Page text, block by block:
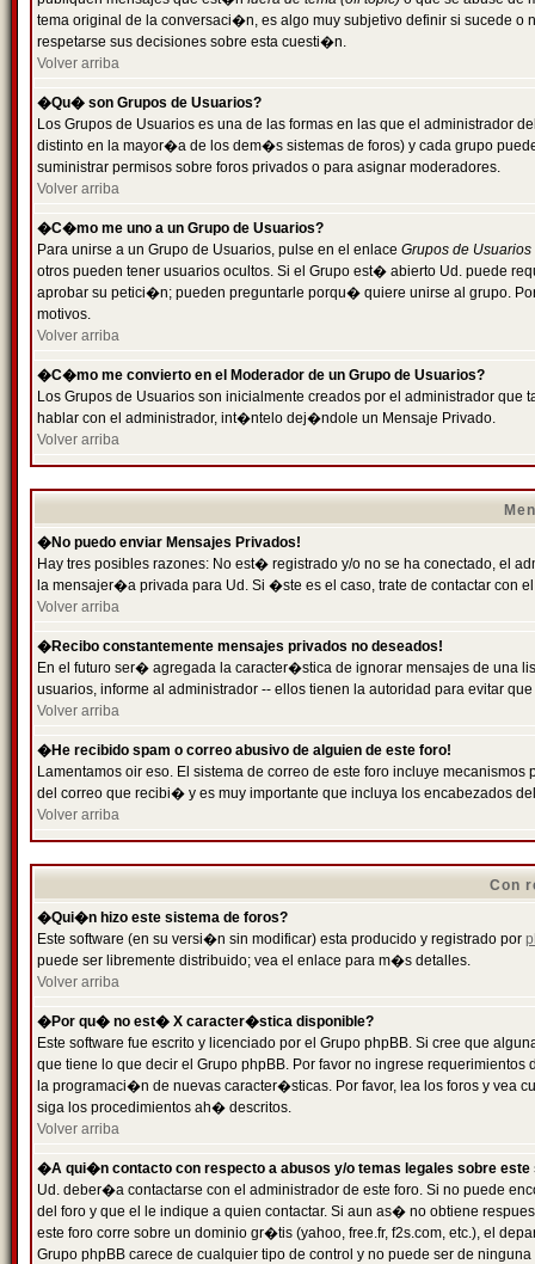
tema original de la conversaci�n, es algo muy subjetivo definir si sucede
respetarse sus decisiones sobre esta cuesti�n.
Volver arriba
�Qu� son Grupos de Usuarios?
Los Grupos de Usuarios es una de las formas en las que el administrador
distinto en la mayor�a de los dem�s sistemas de foros) y cada grupo
suministrar permisos sobre foros privados o para asignar moderadores.
Volver arriba
�C�mo me uno a un Grupo de Usuarios?
Para unirse a un Grupo de Usuarios, pulse en el enlace Grupos de Usuarios
otros pueden tener usuarios ocultos. Si el Grupo est� abierto Ud. puede
aprobar su petici�n; pueden preguntarle porqu� quiere unirse al grupo.
motivos.
Volver arriba
�C�mo me convierto en el Moderador de un Grupo de Usuarios?
Los Grupos de Usuarios son inicialmente creados por el administrador
hablar con el administrador, int�ntelo dej�ndole un Mensaje Privado.
Volver arriba
�No puedo enviar Mensajes Privados!
Hay tres posibles razones: No est� registrado y/o no se ha conectado, el
la mensajer�a privada para Ud. Si �ste es el caso, trate de contactar con
Volver arriba
�Recibo constantemente mensajes privados no deseados!
En el futuro ser� agregada la caracter�stica de ignorar mensajes de una
usuarios, informe al administrador -- ellos tienen la autoridad para evitar
Volver arriba
�He recibido spam o correo abusivo de alguien de este foro!
Lamentamos oir eso. El sistema de correo de este foro incluye
del correo que recibi� y es muy importante que incluya los encabezados
Volver arriba
Con
�Qui�n hizo este sistema de foros?
Este software (en su versi�n sin modificar) esta producido y registrado por
puede ser libremente distribuido; vea el enlace para m�s detalles.
Volver arriba
�Por qu� no est� X caracter�stica disponible?
Este software fue escrito y licenciado por el Grupo phpBB. Si cree que
que tiene lo que decir el Grupo phpBB. Por favor no ingrese
la programaci�n de nuevas caracter�sticas. Por favor, lea los foros y vea
siga los procedimientos ah� descritos.
Volver arriba
�A qui�n contacto con respecto a abusos y/o temas legales sobre este
Ud. deber�a contactarse con el administrador de este foro. Si no puede
del foro y que el le indique a quien contactar. Si aun as� no obtiene
este foro corre sobre un dominio gr�tis (yahoo, free.fr, f2s.com, etc.), el
Grupo phpBB carece de cualquier tipo de control y no puede ser de